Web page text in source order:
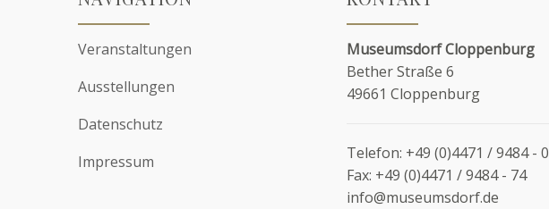
Veranstaltungen
Ausstellungen
Datenschutz
Impressum
Museumsdorf Cloppenburg
Bether Straße 6
49661 Cloppenburg
Telefon: +49 (0)4471 / 9484 - 0
Fax: +49 (0)4471 / 9484 - 74
info@museumsdorf.de